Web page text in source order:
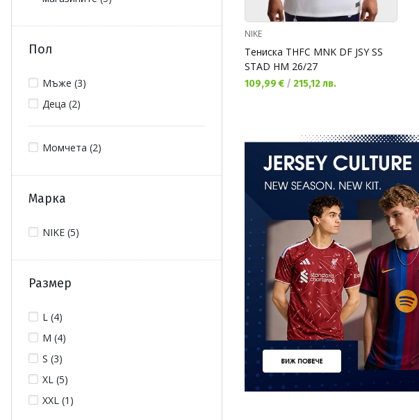
Пол
Мъже (3)
Деца (2)
Момчета (2)
Марка
NIKE (5)
Размер
L (4)
M (4)
S (3)
XL (5)
XXL (1)
NIKE
Тениска THFC MNK DF JSY SS
STAD HM 26/27
Текуща цена:
109,99 € / 215,12 лв.